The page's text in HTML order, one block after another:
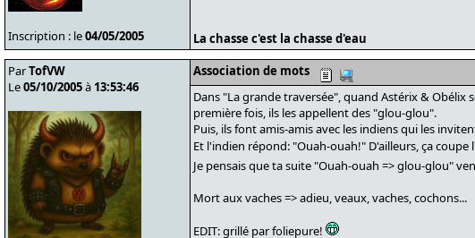
Inscription : le04/05/2005
La chasse c'est la chasse d'eau
ParTofVW
Le05/10/2005à 13:53:46
Association de mots
Dans "La grande traversée", quand Astérix &
première fois, ils les appellent des "glou-glou".
Puis, ils font amis-amis avec les indiens qui les
Et l'indien répond: "Ouah-ouah!" D'ailleurs, ça
Je pensais que ta suite "Ouah-ouah => glou-glou"
Mort aux vaches => adieu, veaux, vaches, cochons...
EDIT: grillé par foliepure!